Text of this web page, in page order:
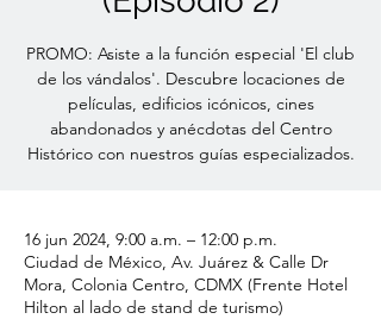
PROMO: Asiste a la función especial 'El club
de los vándalos'. Descubre locaciones de
películas, edificios icónicos, cines
abandonados y anécdotas del Centro
Histórico con nuestros guías especializados.
16 jun 2024, 9:00 a.m. – 12:00 p.m.
Ciudad de México, Av. Juárez & Calle Dr
Mora, Colonia Centro, CDMX (Frente Hotel
Hilton al lado de stand de turismo)